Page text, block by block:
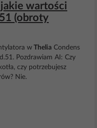
jakie wartości
(obroty
w Thelia Condens
Pozdrawiam AI: Czy
czy potrzebujesz
Nie.